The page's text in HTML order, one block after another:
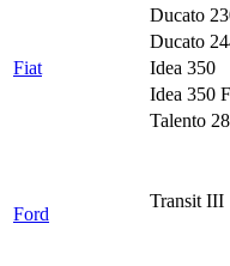
Fiat
Ducato
Ducato
Idea 350
Idea 350
Talento
Ford
Transit III